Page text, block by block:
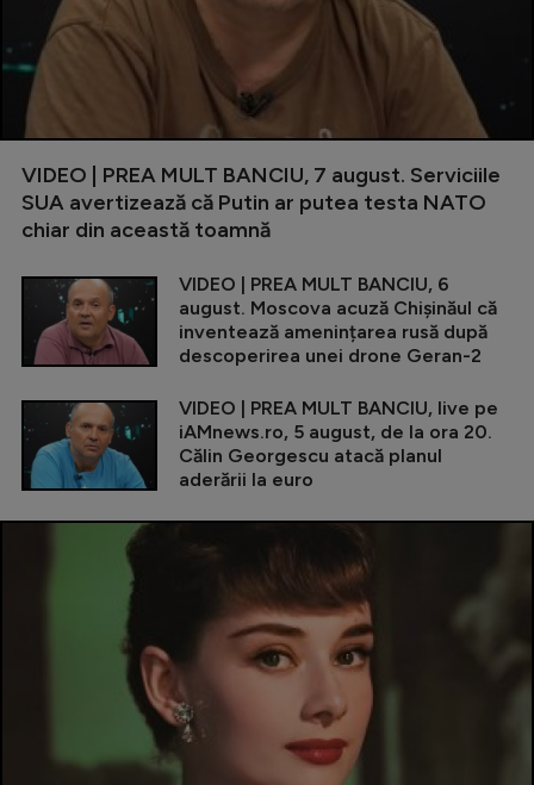
VIDEO | PREA MULT BANCIU, 7 august. Serviciile
SUA avertizează că Putin ar putea testa NATO
chiar din această toamnă
VIDEO | PREA MULT BANCIU, 6
august. Moscova acuză Chișinăul că
inventează amenințarea rusă după
descoperirea unei drone Geran-2
VIDEO | PREA MULT BANCIU, live pe
iAMnews.ro, 5 august, de la ora 20.
Călin Georgescu atacă planul
aderării la euro